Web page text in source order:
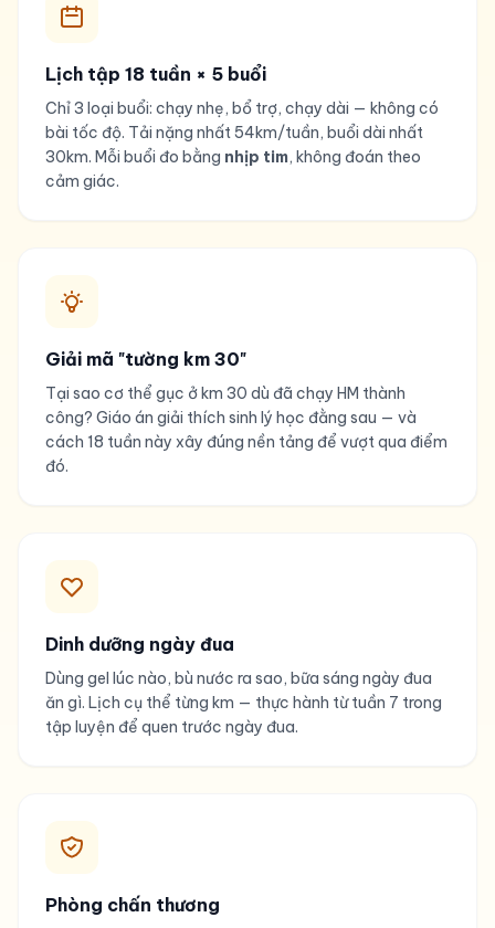
Lịch tập 18 tuần × 5 buổi
Chỉ 3 loại buổi: chạy nhẹ, bổ trợ, chạy dài — không có
bài tốc độ. Tải nặng nhất 54km/tuần, buổi dài nhất
30km. Mỗi buổi đo bằng nhịp tim, không đoán theo
cảm giác.
Giải mã "tường km 30"
Tại sao cơ thể gục ở km 30 dù đã chạy HM thành
công? Giáo án giải thích sinh lý học đằng sau — và
cách 18 tuần này xây đúng nền tảng để vượt qua điểm
đó.
Dinh dưỡng ngày đua
Dùng gel lúc nào, bù nước ra sao, bữa sáng ngày đua
ăn gì. Lịch cụ thể từng km — thực hành từ tuần 7 trong
tập luyện để quen trước ngày đua.
Phòng chấn thương